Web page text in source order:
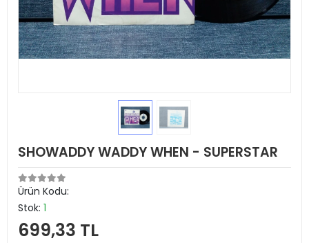
SHOWADDY WADDY WHEN - SUPERSTAR
Ürün Kodu:
Stok: 1
699,33 TL